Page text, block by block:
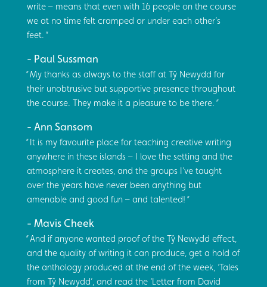
write – means that even with 16 people on the course
we at no time felt cramped or under each other’s
feet.
Paul Sussman
My thanks as always to the staff at Tŷ Newydd for
their unobtrusive but supportive presence throughout
the course. They make it a pleasure to be there.
Ann Sansom
It is my favourite place for teaching creative writing
anywhere in these islands – I love the setting and the
atmosphere it creates, and the groups I’ve taught
over the years have never been anything but
amenable and good fun – and talented!
Mavis Cheek
And if anyone wanted proof of the Tŷ Newydd effect,
and the quality of writing it can produce, get a hold of
the anthology produced at the end of the week, ‘Tales
from Tŷ Newydd’, and read the ‘Letter from David